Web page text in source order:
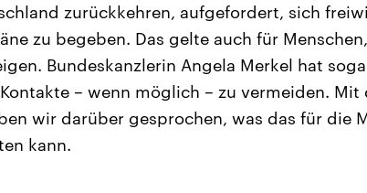
zurückkehren, aufgefordert, sich
zu begeben. Das gelte auch für
Bundeskanzlerin Angela Merkel hat
– wenn möglich – zu vermeiden. Mit
wir darüber gesprochen, was das für die
kann.